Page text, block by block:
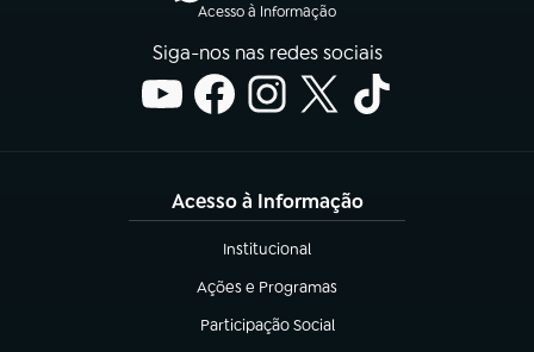
Acesso à Informação
Siga-nos nas redes sociais
Acesso à Informação
Institucional
(abre em nova aba)
Ações e Programas
(abre em nova aba)
Participação Social
(abre em nova aba)